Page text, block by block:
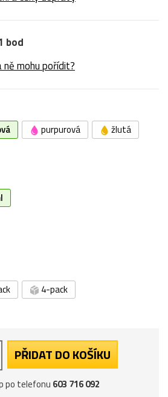
bod
ně mohu pořídit?
purpurová
žlutá
4-pack
PŘIDAT DO KOŠÍKU
po telefonu 603 716 092